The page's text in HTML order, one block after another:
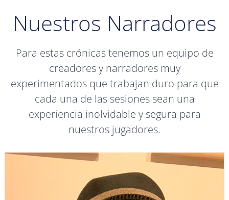
Nuestros Narradores
Para estas crónicas tenemos un equipo de
creadores y narradores muy
experimentados que trabajan duro para que
cada una de las sesiones sean una
experiencia inolvidable y segura para
nuestros jugadores.